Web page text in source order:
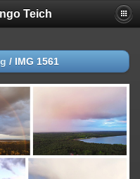
Teich
/ IMG 1561